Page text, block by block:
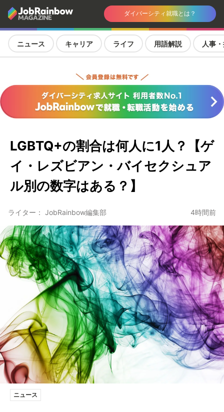
ダイバーシティ就職とは？
ニュース キャリア ライフ 用語解説 人事
LGBTQ+の割合は何人に1人？【ゲ
イ・レズビアン・バイセクシュア
ル別の数字はある？】
ライター： JobRainbow編集部 4時間前
ニュース